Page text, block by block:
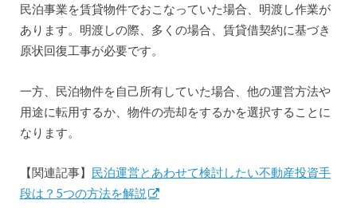
民泊事業を賃貸物件でおこなっていた場合、明渡し作業が
あります。明渡しの際、多くの場合、賃貸借契約に基づき
原状回復工事が必要です。
一方、民泊物件を自己所有していた場合、他の運営方法や
用途に転用するか、物件の売却をするかを選択することに
なります。
【関連記事】 民泊運営とあわせて検討したい不動産投資手
段は？5つの方法を解説